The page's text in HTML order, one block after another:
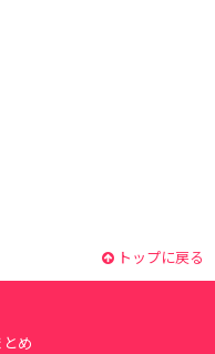
トップに戻る
とめ